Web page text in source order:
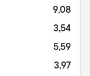
9,08
3,54
5,59
3,97